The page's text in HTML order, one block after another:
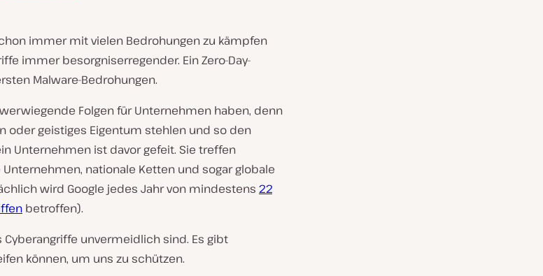
immer mit vielen Bedrohungen zu kämpfen
immer besorgniserregender. Ein Zero-Day-
Malware-Bedrohungen.
Folgen für Unternehmen haben, denn
oder geistiges Eigentum stehlen und so den
Unternehmen ist davor gefeit. Sie treffen
nationale Ketten und sogar globale
wird Google jedes Jahr von mindestens 22
betroffen).
unvermeidlich sind. Es gibt
können, um uns zu schützen.